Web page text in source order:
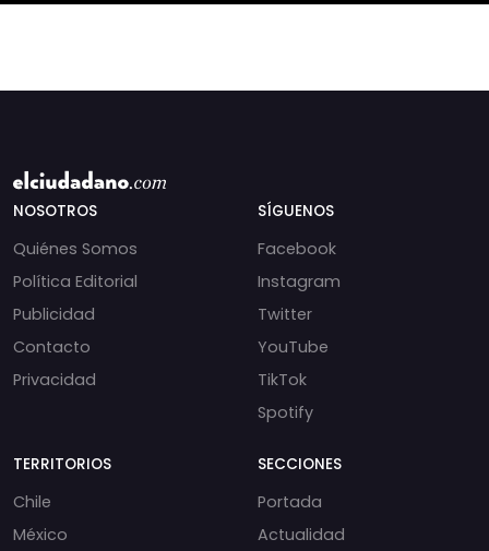
NOSOTROS
Quiénes Somos
Política Editorial
Publicidad
Contacto
Privacidad
SÍGUENOS
Facebook
Instagram
Twitter
YouTube
TikTok
Spotify
TERRITORIOS
Chile
México
SECCIONES
Portada
Actualidad